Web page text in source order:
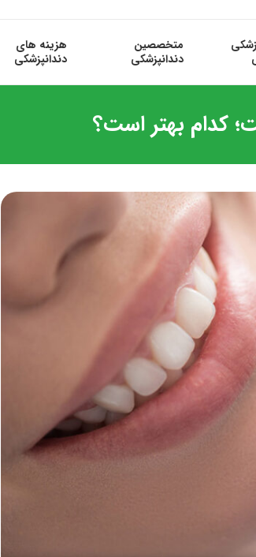
متخصصین
دندانپزشکی
هزینه های
دندانپزشکی
کدام بهتر است؟